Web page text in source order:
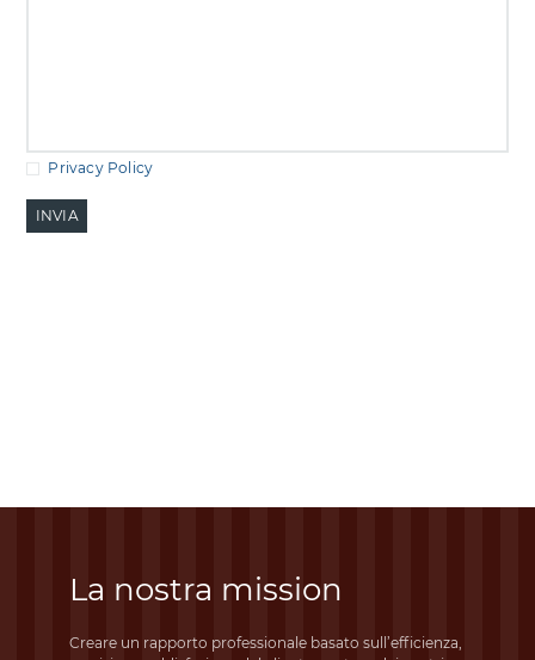
Privacy Policy
La nostra mission
Creare un rapporto professionale basato sull’efficienza,